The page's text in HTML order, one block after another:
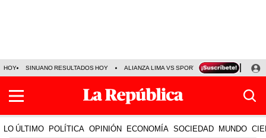
HOY SINUANO RESULTADOS HOY ALIANZA LIMA VS SPORT BOYS JORGE
LO ÚLTIMO POLÍTICA OPINIÓN ECONOMÍA SOCIEDAD MUNDO